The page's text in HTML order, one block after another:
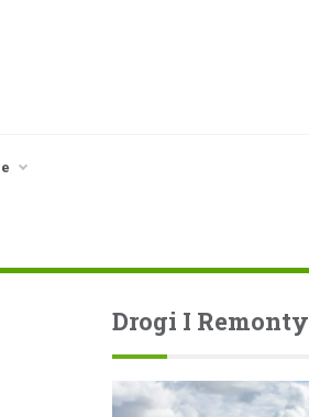
Drogi I Remonty